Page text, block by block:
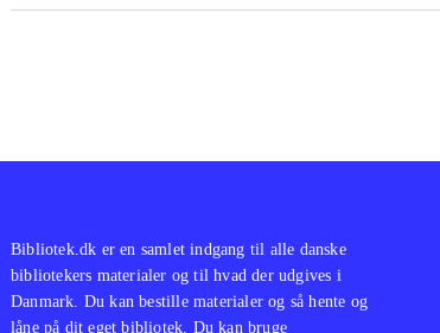
Bibliotek.dk er en samlet indgang til alle danske
bibliotekers materialer og til hvad der udgives i
Danmark. Du kan bestille materialer og så hente og
låne på dit eget bibliotek. Du kan bruge